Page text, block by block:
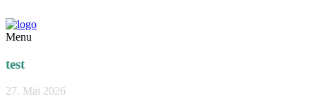
Menu
test
27. Mai 2026